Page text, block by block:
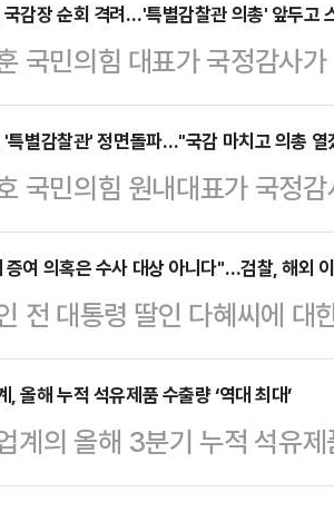
는 국정감사 이후 의원총회
이 될 것으로 예상되면서 중
있다.현재 특별감찰관을 둘
특별감찰관 추천을 꺼내들
은 바 있다. 이에 한 대표도
않을…
감장 순회 격려…'특별감찰관 의총' 앞두고
국민의힘 대표가 국정감사
들을 격려했다. 국감 마무리
는 표면적인 이유였지만, 특
당내 스킨십 강화 차원이라
정무위원회를 비롯해 국방
노동위원회·국토교통위원회
기관 증인들과 인사를 나눴
를 잡고 인사를 하기도 해 주
'특별감찰관' 정면돌파…"국감 마치고 의총 열
국민의힘 원내대표가 국정
견을 수렴하기 위한 의원총
추 원내대표에게 특별감찰
공식 입장을 내놓은 것이다.
명이 모인 단체 대화방에 "
개최하도록 하겠다"고 알렸
원내대표의 말에 따르면 의
번 의총은 전날…
증여 의혹은 수사 대상 아니다"…검찰, 해외
전 대통령 딸인 다혜씨에 대
인 검찰이 다혜씨의 불법 증
주지검은 최근 국정감사에
현재 수사하고 있거나 수사
씨의 불법 증여 의혹은 지난
, 올해 누적 석유제품 수출량 ‘역대 최대’
계의 올해 3분기 누적 석유
났다.대한석유협회는 국내